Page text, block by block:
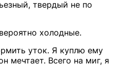
твердый не по
холодные.
уток. Я куплю ему
мечтает. Всего на миг, я